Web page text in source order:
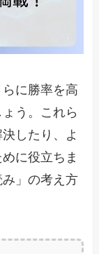
に勝率を高
う。これら
したり、よ
に役立ちま
」の考え方